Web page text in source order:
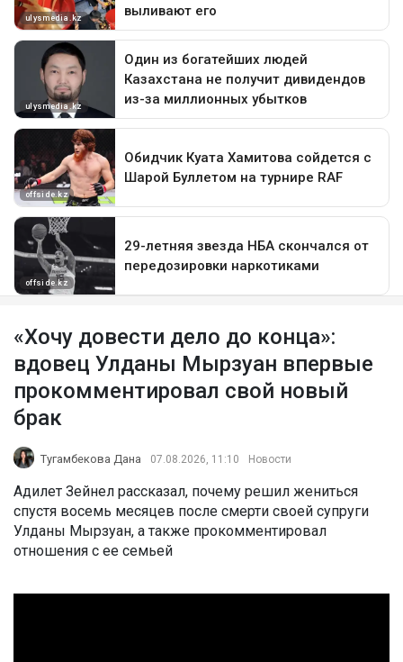
«Хочу довести дело до конца»:
вдовец Улданы Мырзуан впервые
прокомментировал свой новый
брак
Тугамбекова Дана 07.08.2026, 11:10 Новости
Адилет Зейнел рассказал, почему решил жениться
спустя восемь месяцев после смерти своей супруги
Улданы Мырзуан, а также прокомментировал
отношения с ее семьей